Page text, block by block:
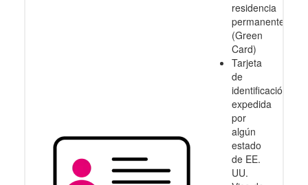
residencia
permanente
(Green
Card)
Tarjeta
de
identificación
expedida
por
algún
estado
de EE.
UU.